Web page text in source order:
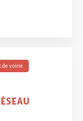
de voirie